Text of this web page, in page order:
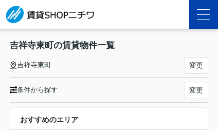
吉祥寺東町の賃貸物件一覧
吉祥寺東町 変更
条件から探す 変更
おすすめのエリア